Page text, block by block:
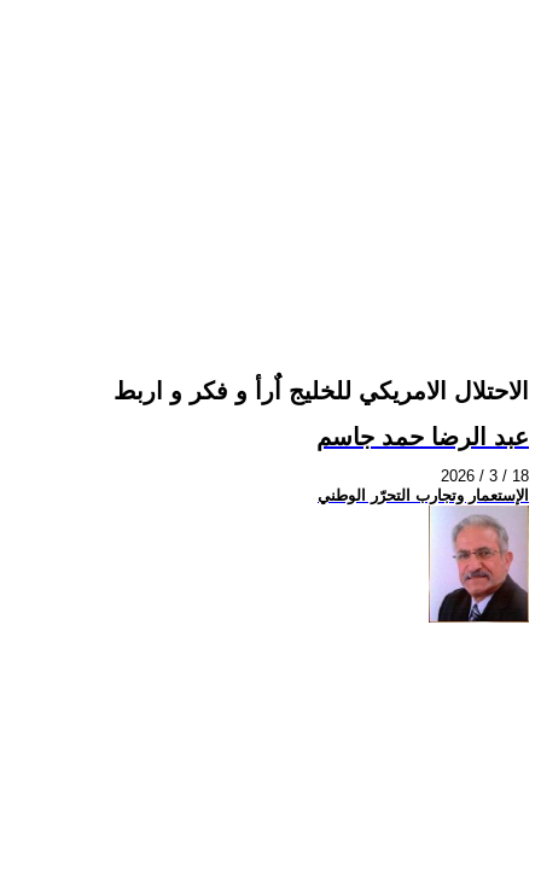
الاحتلال الامريكي للخليج اٌرأ و فكر و اربط
عبد الرضا حمد جاسم
2026 / 3 / 18
الإستعمار وتجارب التحرّر الوطني